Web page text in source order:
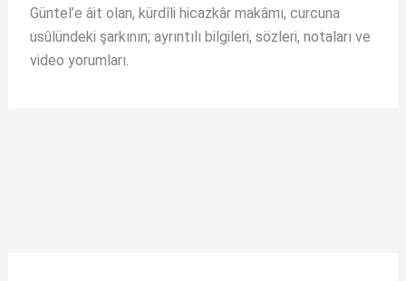
Güntel’e âit olan, kürdîli hicazkâr makâmı, curcuna
usûlündeki şarkının; ayrıntılı bilgileri, sözleri, notaları ve
video yorumları.